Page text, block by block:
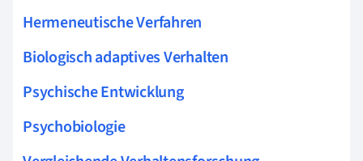
Hermeneutische Verfahren
Biologisch adaptives Verhalten
Psychische Entwicklung
Psychobiologie